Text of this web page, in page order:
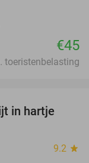
€45
toeristenbelasting
26%
in hartje
9.2 star